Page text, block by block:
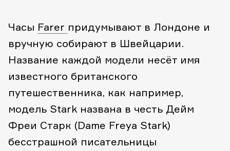
Часы Farer придумывают в Лондоне и
вручную собирают в Швейцарии.
Название каждой модели несёт имя
известного британского
путешественника, как например,
модель Stark названа в честь Дейм
Фреи Старк (Dame Freya Stark)
бесстрашной писательницы